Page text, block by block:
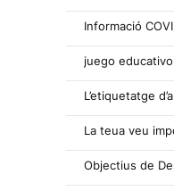
Informació
juego educativo
L’etiquetatge
La teua veu
Objectius de